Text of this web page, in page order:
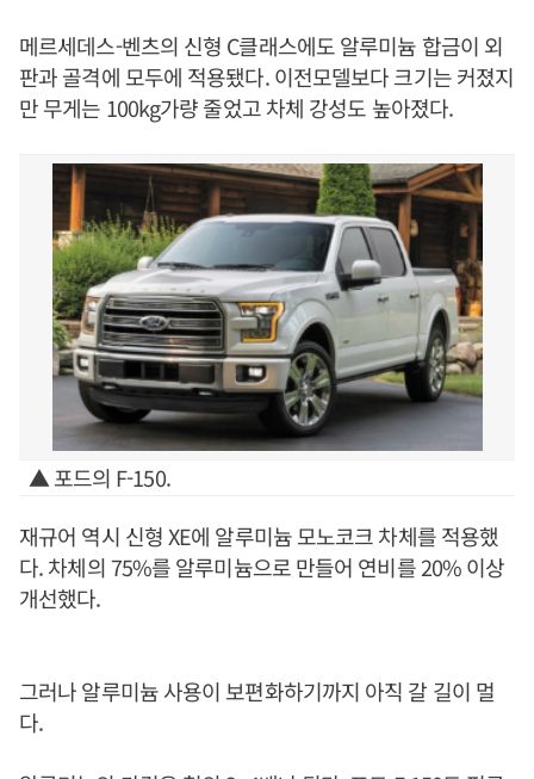
메르세데스-벤츠의 신형 C클래스에도 알루미늄 합금이 외
판과 골격에 모두에 적용됐다. 이전모델보다 크기는 커졌지
만 무게는 100kg가량 줄었고 차체 강성도 높아졌다.
▲ 포드의 F-150.
재규어 역시 신형 XE에 알루미늄 모노코크 차체를 적용했
다. 차체의 75%를 알루미늄으로 만들어 연비를 20% 이상
개선했다.
그러나 알루미늄 사용이 보편화하기까지 아직 갈 길이 멀
다.